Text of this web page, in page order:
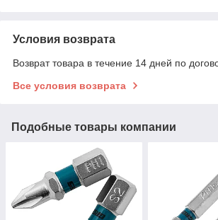
Условия возврата
Возврат товара в течение 14 дней по
Все условия возврата
Подобные товары компании